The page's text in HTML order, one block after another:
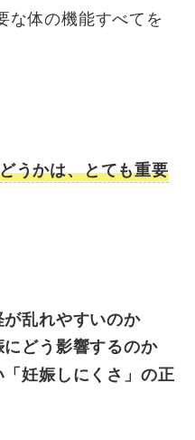
な体の機能すべてを
うかは、とても重要
乱れやすいのか
どう影響するのか
妊娠しにくさ」の正